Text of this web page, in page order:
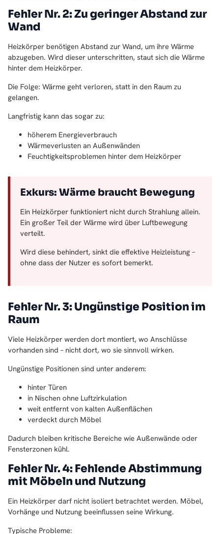
Fehler Nr. 2: Zu geringer Abstand zur
Wand
Heizkörper benötigen Abstand zur Wand, um ihre Wärme
abzugeben. Wird dieser unterschritten, staut sich die Wärme
hinter dem Heizkörper.
Die Folge: Wärme geht verloren, statt in den Raum zu
gelangen.
Langfristig kann das sogar zu:
höherem Energieverbrauch
Wärmeverlusten an Außenwänden
Feuchtigkeitsproblemen hinter dem Heizkörper
Exkurs: Wärme braucht Bewegung
Ein Heizkörper funktioniert nicht durch Strahlung allein.
Ein großer Teil der Wärme wird über Luftbewegung
verteilt.
Wird diese behindert, sinkt die effektive Heizleistung –
ohne dass der Nutzer es sofort bemerkt.
Fehler Nr. 3: Ungünstige Position im
Raum
Viele Heizkörper werden dort montiert, wo Anschlüsse
vorhanden sind – nicht dort, wo sie sinnvoll wirken.
Ungünstige Positionen sind unter anderem:
hinter Türen
in Nischen ohne Luftzirkulation
weit entfernt von kalten Außenflächen
verdeckt durch Möbel
Dadurch bleiben kritische Bereiche wie Außenwände oder
Fensterzonen kühl.
Fehler Nr. 4: Fehlende Abstimmung
mit Möbeln und Nutzung
Ein Heizkörper darf nicht isoliert betrachtet werden. Möbel,
Vorhänge und Nutzung beeinflussen seine Wirkung.
Typische Probleme: